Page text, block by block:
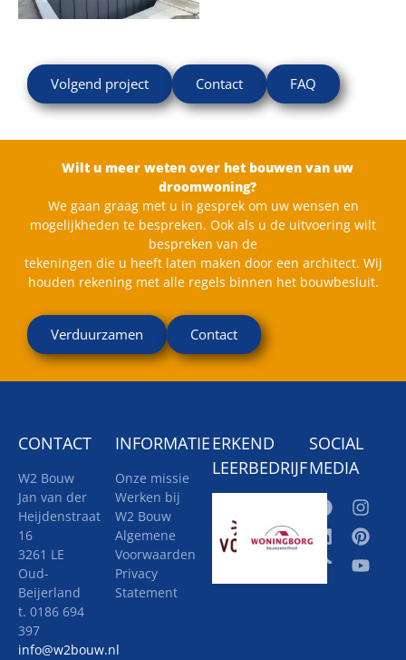
Volgend project Contact FAQ
Wilt u meer weten over het bouwen van uw
droomwoning?
We gaan graag met u in gesprek om uw wensen en
mogelijkheden te bespreken. Ook als u de uitvoering wilt
bespreken van de
tekeningen die u heeft laten maken door een architect. Wij
houden rekening met alle regels binnen het bouwbesluit.
Verduurzamen Contact
CONTACT
W2 Bouw
Jan van der
Heijdenstraat
16
3261 LE
Oud-
Beijerland
t. 0186 694
397
info@w2bouw.nl
INFORMATIE
Onze missie
Werken bij
W2 Bouw
Algemene
Voorwaarden
Privacy
Statement
ERKEND
LEERBEDRIJF
SOCIAL
MEDIA